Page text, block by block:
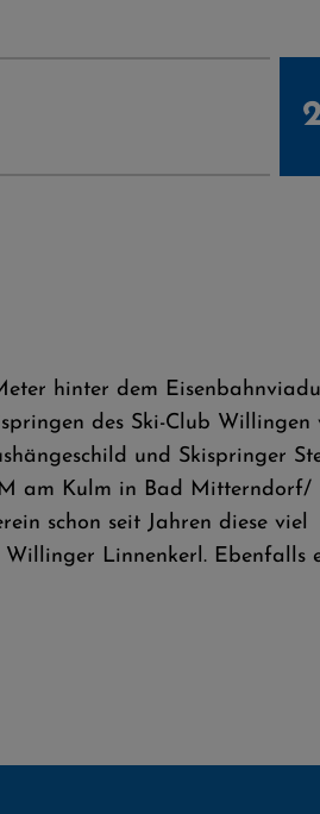
hinter dem
des Ski-Club Willingen
und Skispringer
am Kulm in Bad Mitterndorf/
schon seit Jahren diese viel
Willinger Linnenkerl. Ebenfalls